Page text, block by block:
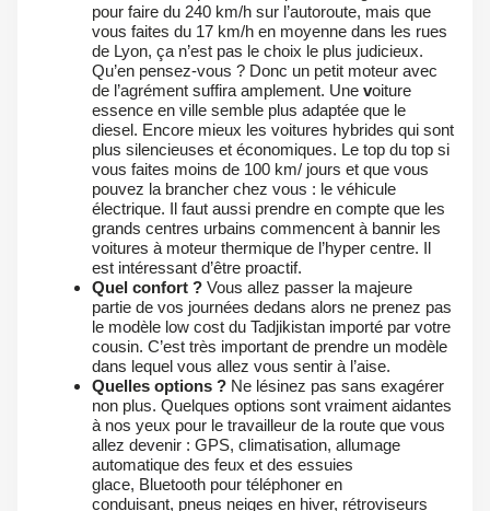
pour faire du 240 km/h sur l’autoroute, mais que
vous faites du 17 km/h en moyenne dans les rues
de Lyon, ça n’est pas le choix le plus judicieux.
Qu’en pensez-vous ? Donc un petit moteur avec
de l’agrément suffira amplement. Une voiture
essence en ville semble plus adaptée que le
diesel. Encore mieux les voitures hybrides qui sont
plus silencieuses et économiques. Le top du top si
vous faites moins de 100 km/ jours et que vous
pouvez la brancher chez vous : le véhicule
électrique. Il faut aussi prendre en compte que les
grands centres urbains commencent à bannir les
voitures à moteur thermique de l’hyper centre. Il
est intéressant d’être proactif.
Quel confort ? Vous allez passer la majeure
partie de vos journées dedans alors ne prenez pas
le modèle low cost du Tadjikistan importé par votre
cousin. C’est très important de prendre un modèle
dans lequel vous allez vous sentir à l’aise.
Quelles options ? Ne lésinez pas sans exagérer
non plus. Quelques options sont vraiment aidantes
à nos yeux pour le travailleur de la route que vous
allez devenir : GPS, climatisation, allumage
automatique des feux et des essuies
glace, Bluetooth pour téléphoner en
conduisant, pneus neiges en hiver, rétroviseurs